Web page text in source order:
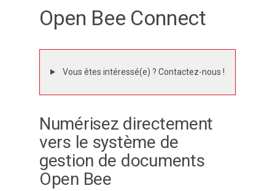
Open Bee Connect
Vous êtes intéressé(e) ? Contactez-nous !
Numérisez directement
vers le système de
gestion de documents
Open Bee